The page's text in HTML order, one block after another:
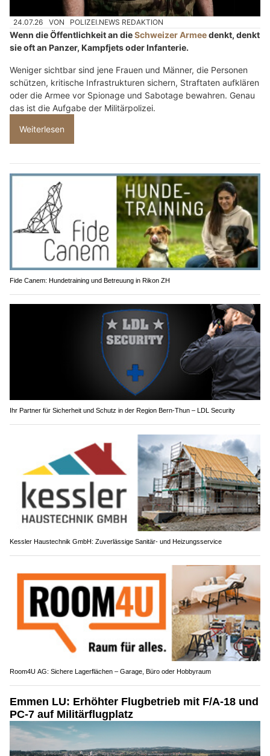
24.07.26 VON POLIZEI.NEWS REDAKTION
Wenn die Öffentlichkeit an dieSchweizer Armeedenkt, denkt
sie oft an Panzer, Kampfjets oder Infanterie.
Weniger sichtbar sind jene Frauen und Männer, die Personen
schützen, kritische Infrastrukturen sichern, Straftaten aufklären
oder die Armee vor Spionage und Sabotage bewahren. Genau
das ist die Aufgabe der Militärpolizei.
Weiterlesen
Fide Canem: Hundetraining und Betreuung in Rikon ZH
Ihr Partner für Sicherheit und Schutz in der Region Bern-Thun – LDL Security
Kessler Haustechnik GmbH: Zuverlässige Sanitär- und Heizungsservice
Room4U AG: Sichere Lagerflächen – Garage, Büro oder Hobbyraum
Emmen LU: Erhöhter Flugbetrieb mit F/A-18 und
PC-7 auf Militärflugplatz